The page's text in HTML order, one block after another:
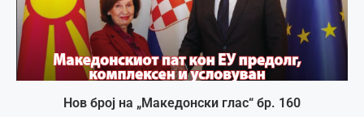
Нов број на „Македонски глас“ бр. 160